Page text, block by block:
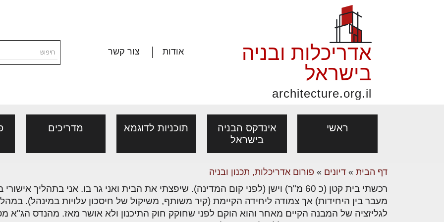
אדריכלות ובניה
בישראל
architecture.org.il
אודות צור קשר
ראשי
אינדקס הבניה
בישראל
תוכניות לדוגמא מדריכים
מקצועות
אדריכלים - מעצבי פנים
אדריכלות: פרוגרמות,
מחקר ועיון
בנייה
נדל"ן: זכויות, אגרות
ועסקאות
עיצוב הבית
יש סלונים שנראים מצוין
מעט חסרי חיים כשנכנסים
נמצאים במקום הנכון, הצבעים
ובניה
יעוץ מקצועי לבונים, למשפצים
נדל"ן
מתן מענה בנושאי נדל"ן/
ושיטות איטום
ייעוץ מקצועי לבונים, למשפצים
דף הבית » דיונים » פורום אדריכלות, תכנון ובניה
רכשתי בית קטן (כ 60 מ"ר) וישן (לפני קום המדינה). שיפצתי את הבית ואני גר בו. אני
מעבר בין היחידות) אך צמודה ליחידה הקיימת (קיר משותף, משיקול של חיסכון עלויות במינהל).
לגליזציה של המבנה הקיים מאחר והוא הוקם לפני שחוקק חוק התיכנון ולא אושר מאז. מהנדס